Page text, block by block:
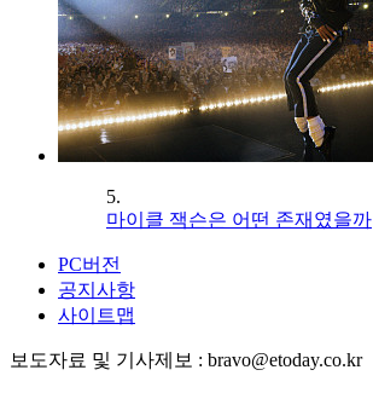
5.
마이클 잭슨은 어떤 존재였을까
PC버전
공지사항
사이트맵
보도자료 및 기사제보 : bravo@etoday.co.kr